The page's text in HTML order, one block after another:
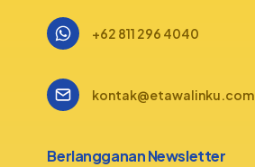
+62 811 296 4040
kontak@etawalinku.com
Berlangganan Newsletter